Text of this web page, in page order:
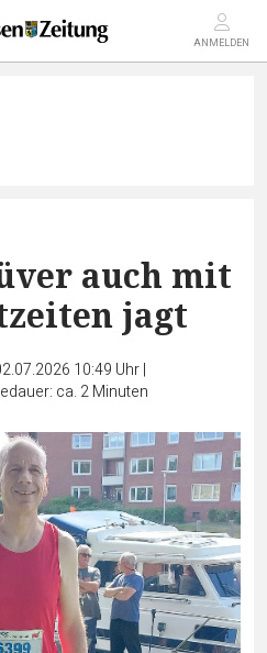
ANMELDEN
auch mit
jagt
10:49 Uhr|
ca. 2 Minuten